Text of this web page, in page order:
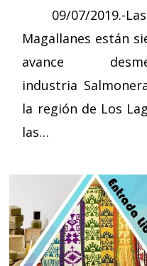
09/07/2019.-
Magallanes están
avance
industria
la región de Los
las…